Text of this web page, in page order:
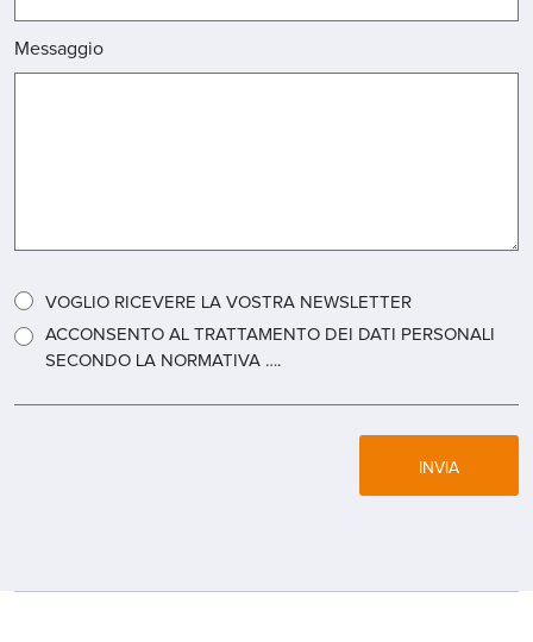
Messaggio
VOGLIO RICEVERE LA VOSTRA NEWSLETTER
ACCONSENTO AL TRATTAMENTO DEI DATI PERSONALI
SECONDO LA NORMATIVA ….
INVIA